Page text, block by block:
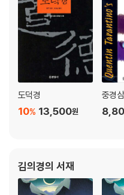
도덕경
10% 13,500원
중경
김의경의 서재